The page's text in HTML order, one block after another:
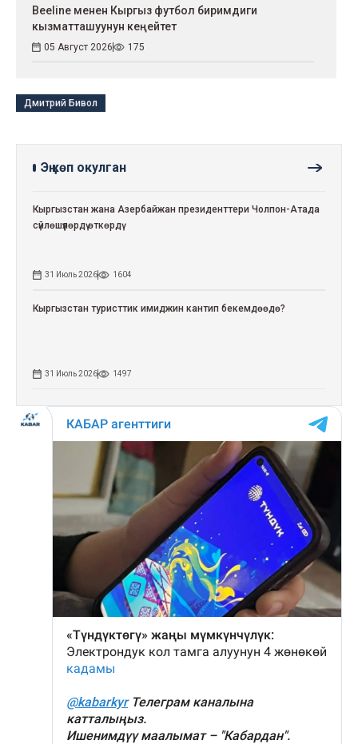
Beeline менен Кыргыз футбол биримдиги
кызматташуунун кеңейтет
05 Август 2026 175
Дмитрий Бивол
Эң көп окулган
Кыргызстан жана Азербайжан президенттери Чолпон-Атада
сүйлөшүүлөрдү өткөрдү
31 Июль 2026 1604
Кыргызстан туристтик имиджин кантип бекемдөөдө?
31 Июль 2026 1497